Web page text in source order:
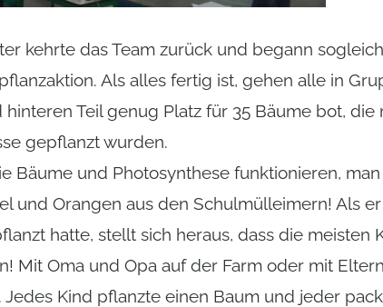
kehrte das Team zurück und begann
Als alles fertig ist, gehen alle in
Teil genug Platz für 35 Bäume bot,
gepflanzt wurden.
Bäume und Photosynthese funktionieren,
und Orangen aus den Schulmülleimern! Als
hatte, stellt sich heraus, dass die meisten
Mit Oma und Opa auf der Farm oder mit
Kind pflanzte einen Baum und jeder